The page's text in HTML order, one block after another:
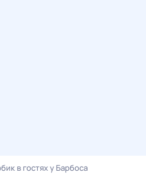
в гостях у Барбоса